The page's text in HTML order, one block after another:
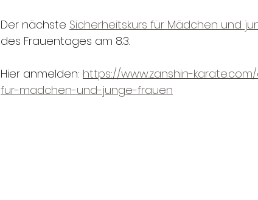
Der nächste Sicherheitskurs für Mädchen und
des Frauentages am 8.3.
Hier anmelden: https://www.zanshin-
fur-madchen-und-junge-frauen